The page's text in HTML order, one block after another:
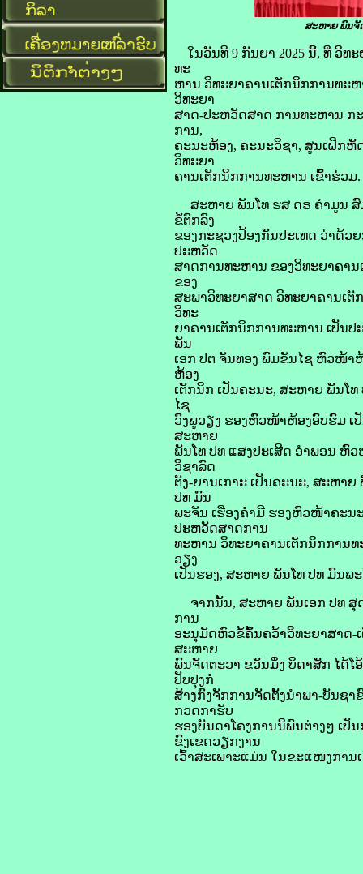
ສະຫາຍ ພົນຈັ
ໃນວັນທີ 9 ກັນຍາ 2025 ນີ້, ທີ່ ວິ
ທະ
ຫານ ວິທະຍາຄານເຕັກນິກການທະ
ວິທະຍາ
ສາດ-ປະຫວັດສາດ ການທະຫານ ກ
ການ,
ຄະນະຫ້ອງ, ຄະນະວິຊາ, ສູນເຝິກ
ວິທະຍາ
ຄານເຕັກນິກການທະຫານ ເຂົ້າຮ່ວມ.
ສະຫາຍ ພັນໂທ ຮສ ດຣ ຄຳມູນ ສົ
ຂໍ້ຕົກລົງ
ຂອງກະຊວງປ້ອງກັນປະເທດ ວ່າດ້ວ
ປະຫວັດ
ສາດການທະຫານ ຂອງວິທະຍາຄານ
ຂອງ
ສະພາວິທະຍາສາດ ວິທະຍາຄານເ
ວິທະ
ຍາຄານເຕັກນິກການທະຫານ ເປັນ
ພັນ
ເອກ ປຕ ຈັນທອງ ພົມຂັນໄຊ ຫົວໜ້າ
ຫ້ອງ
ເຕັກນິກ ເປັນຄະນະ, ສະຫາຍ ພັນໂ
ໄຊ
ວົງພູວຽງ ຮອງຫົວໜ້າຫ້ອງອົບຮົມ ເ
ສະຫາຍ
ພັນໂທ ປທ ແສງປະເສີດ ອໍາພອນ ຫົ
ວິຊາລົດ
ຕັງ-ຍານເກາະ ເປັນຄະນະ, ສະຫາ
ປທ ມົນ
ພະຈັນ ເຮືອງຄໍາມີ ຮອງຫົວໜ້າຄະນ
ປະຫວັດສາດການ
ທະຫານ ວິທະຍາຄານເຕັກນິກການທ
ວຽງ
ເປັນຮອງ, ສະຫາຍ ພັນໂທ ປທ ມົນພ
ຈາກນັ້ນ, ສະຫາຍ ພັນເອກ ປທ ສຸ
ການ
ອະນຸມັດຫົວຂໍ້ຄົ້ນຄວ້າວິທະຍາສາດ-
ສະຫາຍ
ພົນຈັດຕະວາ ຂວັນມິ່ງ ບິດາສັກ ໄດ້ໂ
ປັບປຸງກໍ່
ສ້າງກົງຈັກການຈັດຕັ້ງນໍາພາ-ບັນຊ
ກວດກາຮັບ
ຮອງບັນດາໂຄງການນິພົນຕ່າງໆ ເ
ຂົງເຂດວຽກງານ
ເວົ້າສະເພາະແມ່ນ ໃນຂະແໜງກາ